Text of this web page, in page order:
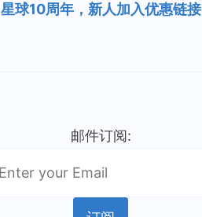
星球10周年，新人加入优惠链接
邮件订阅: